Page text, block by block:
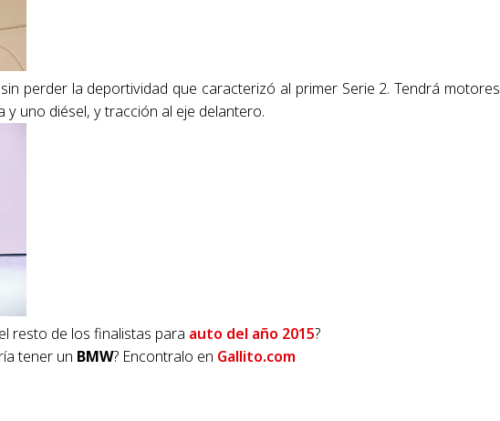
perder la deportividad que caracterizó al primer Serie 2. Tendrá motores
uno diésel, y tracción al eje delantero.
resto de los finalistas para auto del año 2015?
tener un BMW? Encontralo en Gallito.com